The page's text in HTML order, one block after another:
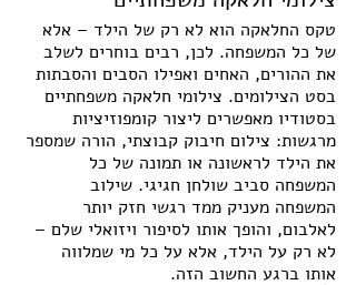
טקס החלאקה הוא לא רק של הילד – אלא
של כל המשפחה. לכן, רבים בוחרים לשלב
את ההורים, האחים ואפילו הסבים והסבתות
בסט הצילומים. צילומי חלאקה משפחתיים
בסטודיו מאפשרים ליצור קומפוזיציות
מרגשות: צילום חיבוק קבוצתי, הורה שמספר
את הילד לראשונה או תמונה של כל
המשפחה סביב שולחן חגיגי. שילוב
המשפחה מעניק ממד רגשי חזק יותר
לאלבום, והופך אותו לסיפור ויזואלי שלם –
לא רק על הילד, אלא על כל מי שמלווה
אותו ברגע החשוב הזה.